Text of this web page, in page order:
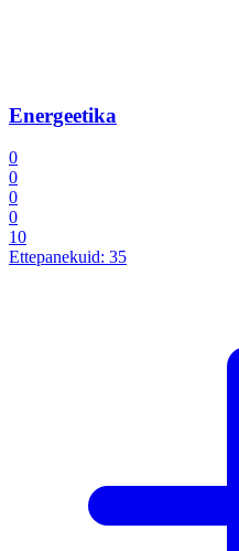
Energeetika
0
0
0
0
10
Ettepanekuid: 35